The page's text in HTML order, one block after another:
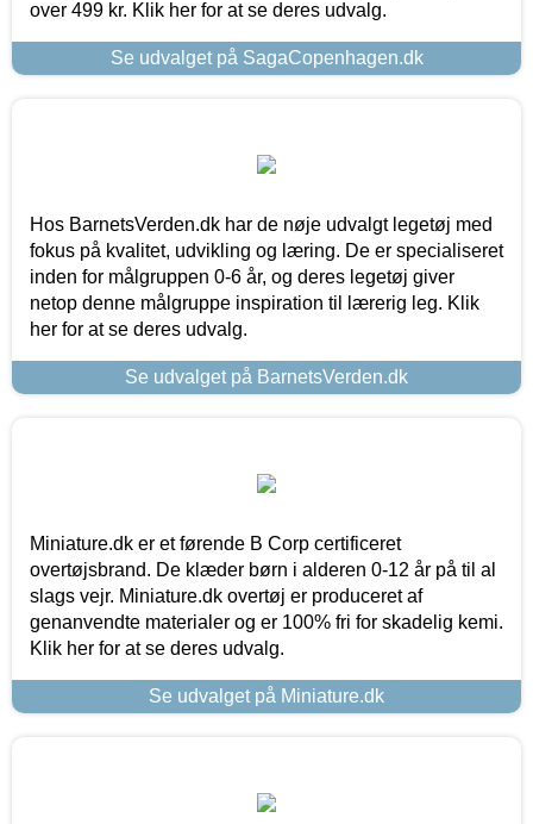
over 499 kr. Klik her for at se deres udvalg.
Se udvalget på SagaCopenhagen.dk
Hos BarnetsVerden.dk har de nøje udvalgt legetøj med
fokus på kvalitet, udvikling og læring. De er specialiseret
inden for målgruppen 0-6 år, og deres legetøj giver
netop denne målgruppe inspiration til lærerig leg. Klik
her for at se deres udvalg.
Se udvalget på BarnetsVerden.dk
Miniature.dk er et førende B Corp certificeret
overtøjsbrand. De klæder børn i alderen 0-12 år på til al
slags vejr. Miniature.dk overtøj er produceret af
genanvendte materialer og er 100% fri for skadelig kemi.
Klik her for at se deres udvalg.
Se udvalget på Miniature.dk